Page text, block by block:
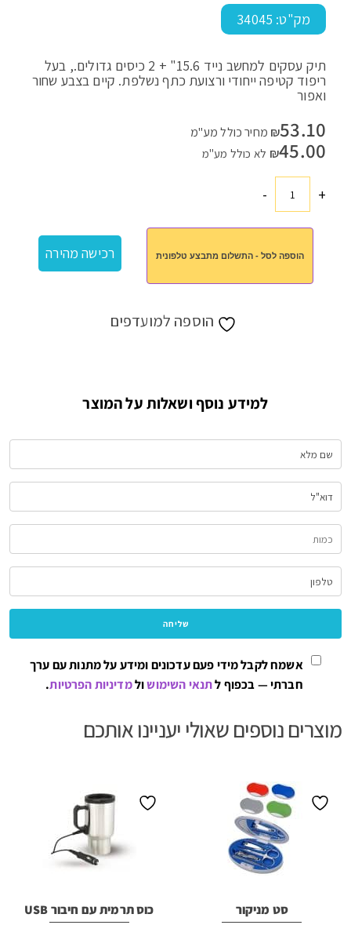
מק"ט: 34045
תיק עסקים למחשב נייד 15.6" + 2 כיסים גדולים., בעל
ריפוד קטיפה ייחודי ורצועת כתף נשלפת. קיים בצבע שחור
ואפור
₪53.10
מחיר כולל מע"מ
₪45.00 לא כולל מע"מ
+כמות
מחשב
-
הוספה לסל - התשלום מתבצע טלפונית רכישה מהירה
הוספה למועדפים
למידע נוסף ושאלות על המוצר
אשמח לקבל מידי פעם עדכונים ומידע על מתנות עם ערך
חברתי — בכפוף לתנאי השימושולמדיניות הפרטיות.
מוצרים נוספים שאולי יעניינו אותכם
סט מניקור כוס תרמית עם חיבור USB